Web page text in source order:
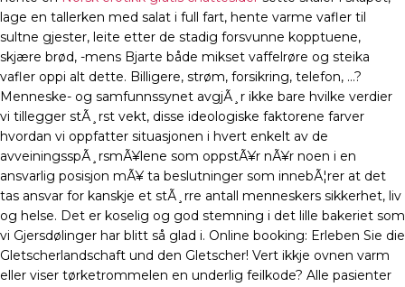
lage en tallerken med salat i full fart, hente varme vafler til
sultne gjester, leite etter de stadig forsvunne kopptuene,
skjære brød, -mens Bjarte både mikset vaffelrøre og steika
vafler oppi alt dette. Billigere, strøm, forsikring, telefon, …?
Menneske- og samfunnssynet avgjÃ¸r ikke bare hvilke verdier
vi tillegger stÃ¸rst vekt, disse ideologiske faktorene farver
hvordan vi oppfatter situasjonen i hvert enkelt av de
avveiningsspÃ¸rsmÃ¥lene som oppstÃ¥r nÃ¥r noen i en
ansvarlig posisjon mÃ¥ ta beslutninger som innebÃ¦rer at det
tas ansvar for kanskje et stÃ¸rre antall menneskers sikkerhet, liv
og helse. Det er koselig og god stemning i det lille bakeriet som
vi Gjersdølinger har blitt så glad i. Online booking: Erleben Sie die
Gletscherlandschaft und den Gletscher! Vert ikkje ovnen varm
eller viser tørketrommelen en underlig feilkode? Alle pasienter